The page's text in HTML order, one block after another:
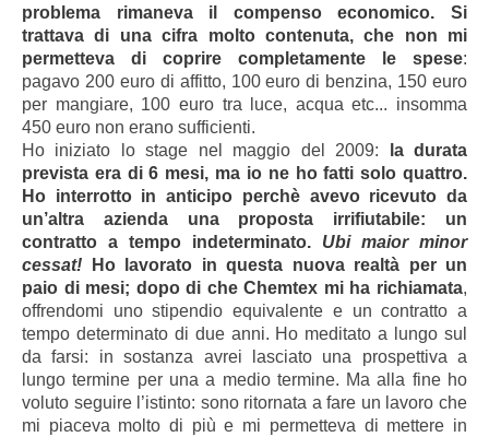
problema rimaneva il compenso economico. Si
trattava di una cifra molto contenuta, che non mi
permetteva di coprire completamente le spese:
pagavo 200 euro di affitto, 100 euro di benzina, 150 euro
per mangiare, 100 euro tra luce, acqua etc... insomma
450 euro non erano sufficienti.
Ho iniziato lo stage nel maggio del 2009:
la durata
prevista era di 6 mesi, ma io ne ho fatti solo quattro.
Ho interrotto in anticipo perchè avevo ricevuto da
un’altra azienda una proposta irrifiutabile: un
contratto a tempo indeterminato. Ubi maior minor
cessat! Ho lavorato in questa nuova realtà per un
paio di mesi; dopo di che Chemtex mi ha richiamata,
offrendomi uno stipendio equivalente e un contratto a
tempo determinato di due anni. Ho meditato a lungo sul
da farsi: in sostanza avrei lasciato una prospettiva a
lungo termine per una a medio termine. Ma alla fine ho
voluto seguire l’istinto: sono ritornata a fare un lavoro che
mi piaceva molto di più e mi permetteva di mettere in